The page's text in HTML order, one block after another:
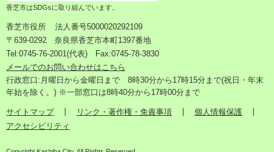
香芝市はSDGsに取り組んでいます。
香芝市役所
法人番号5000020292109
〒639-0292 奈良県香芝市本町1397番地
Tel:0745-76-2001(代表) Fax:0745-78-3830
メールでのお問い合わせはこちら
行政窓口:月曜日から金曜日まで 8時30分から17時15分まで(祝日・年末
年始を除く。) ※一部窓口は8時40分から17時00分まで
サイトマップ リンク・著作権・免責事項
個人情報保護
アクセシビリティ